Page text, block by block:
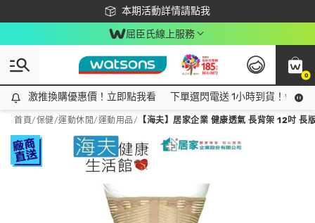
本期活動詳情請點我
下載app最高回饋$350
屈臣氏線上服務
0
激推換購優惠價！立即點我看
激推換購優惠價！立即點我看 下單選閃電送 1小時到貨！領神
首頁/保健/運動休閒/運動用品/ 【海夫】居家企業 健康透氣 長背架 12吋